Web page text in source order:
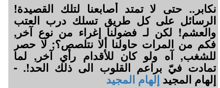
نكابر.. حتى لا تمتد أصابعنا لتلك القصيدة!
الرسائل على كل طريق تسلك درب العتب
والعشم! لكن لـ فضولنا إغراء من نوع آخر,
فكم من المرات حاولنا ألا نتلصص؟; لا حصر
للشغب, آه ولو كان للأقدام رأي آخر, لما
تمادت فيّ براعم القلوب الى ذلك الحد!. -
إلهام المجيد إلهام المجيد